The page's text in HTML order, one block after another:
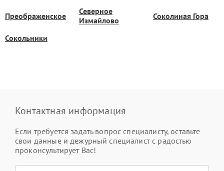
Преображенское
Северное
Измайлово
Соколиная Гора
Сокольники
Контактная информация
Если требуется задать вопрос специалисту, оставьте
свои данные и дежурный специалист с радостью
проконсультирует Вас!